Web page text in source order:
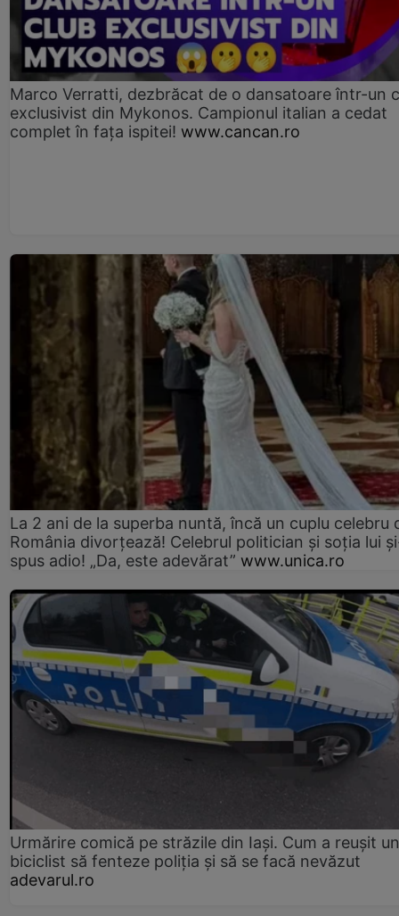
Marco Verratti, dezbrăcat de o dansatoare într-un
exclusivist din Mykonos. Campionul italian a cedat
complet în fața ispitei! www.cancan.ro
La 2 ani de la superba nuntă, încă un cuplu celebru
România divorțează! Celebrul politician și soția lui
spus adio! „Da, este adevărat” www.unica.ro
Urmărire comică pe străzile din Iași. Cum a reușit un
biciclist să fenteze poliția și să se facă nevăzut
adevarul.ro